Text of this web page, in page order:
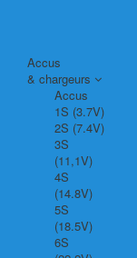
Accus
& chargeurs
Accus
1S (3.7V)
2S (7.4V)
3S
(11,1V)
4S
(14.8V)
5S
(18.5V)
6S